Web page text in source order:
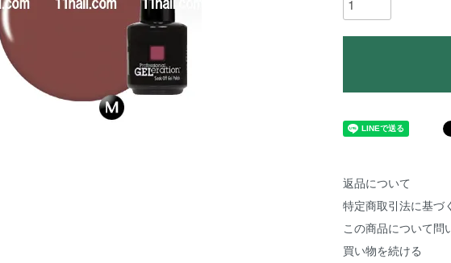
返品について
特定商取引法に基づ
この商品について問
買い物を続ける